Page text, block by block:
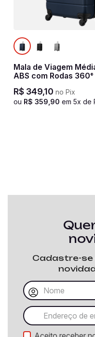
Mala de Viagem
ABS com Rodas
R$ 349,10 no Pix
ou R$ 359 90 em 5x de
Cadastre-